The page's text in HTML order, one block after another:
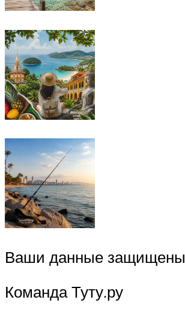
Ваши данные защищены
Команда Туту.ру